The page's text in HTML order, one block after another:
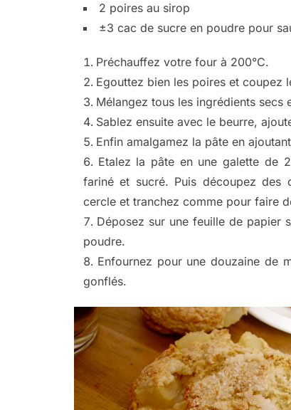
2 poires au sirop
±3 cac de sucre en poudre pour
Préchauffez votre four à 200°C.
Egouttez bien les poires et coupez
Mélangez tous les ingrédients secs
Sablez ensuite avec le beurre,
Enfin amalgamez la pâte en
Etalez la pâte en une galette de
fariné et sucré. Puis découpez des
cercle et tranchez comme pour faire
Déposez sur une feuille de papier
poudre.
Enfournez pour une douzaine de
gonflés.